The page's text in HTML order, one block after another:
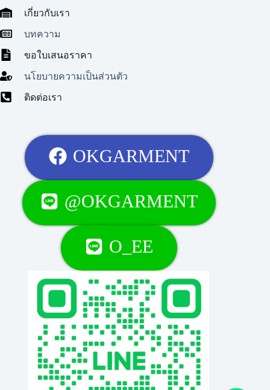
เกี่ยวกับเรา
บทความ
ขอใบเสนอราคา
นโยบายความเป็นส่วนตัว
ติดต่อเรา
OKGARMENT
@OKGARMENT
O_EE